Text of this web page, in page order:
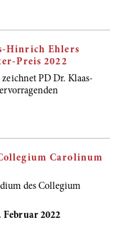
Hinrich Ehlers
Preis 2022
PD Dr. Klaas-
Carolinum
des Collegium
Februar 2022